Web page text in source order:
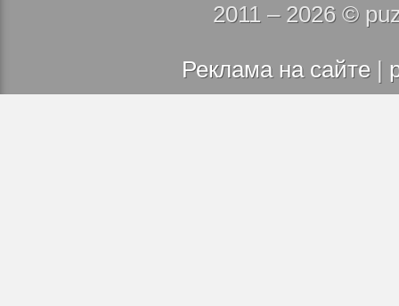
2011 – 2026 ©
Реклама на сайте |